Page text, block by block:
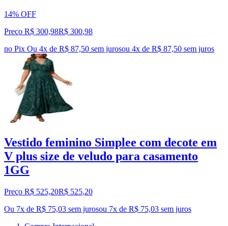
14% OFF
Preço R$ 300,98R$ 300,98
no Pix Ou 4x de R$ 87,50 sem jurosou 4x de R$ 87,50 sem juros
Vestido feminino Simplee com decote em
V plus size de veludo para casamento
1GG
Preço R$ 525,20R$ 525,20
Ou 7x de R$ 75,03 sem jurosou 7x de R$ 75,03 sem juros